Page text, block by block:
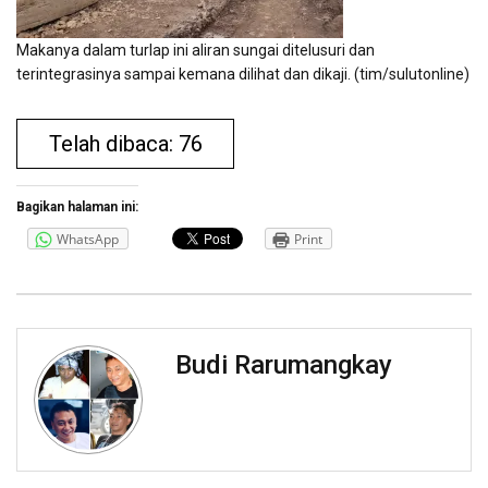
Makanya dalam turlap ini aliran sungai ditelusuri dan
terintegrasinya sampai kemana dilihat dan dikaji. (tim/sulutonline)
Telah dibaca: 76
Bagikan halaman ini:
WhatsApp Print
Budi Rarumangkay